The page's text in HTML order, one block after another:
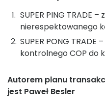
SUPER PING TRADE
nierespektowanego
SUPER PONG
kontrolnego COP do
Autorem planu
jest Paweł Besler